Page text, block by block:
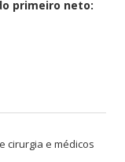
primeiro neto:
cirurgia e médicos